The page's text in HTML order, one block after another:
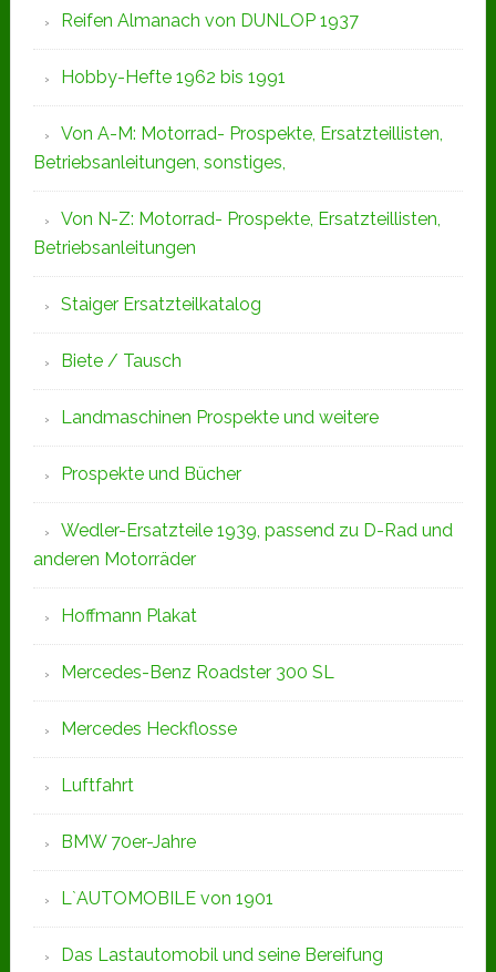
Reifen Almanach von DUNLOP 1937
Hobby-Hefte 1962 bis 1991
Von A-M: Motorrad- Prospekte, Ersatzteillisten,
Betriebsanleitungen, sonstiges,
Von N-Z: Motorrad- Prospekte, Ersatzteillisten,
Betriebsanleitungen
Staiger Ersatzteilkatalog
Biete / Tausch
Landmaschinen Prospekte und weitere
Prospekte und Bücher
Wedler-Ersatzteile 1939, passend zu D-Rad und
anderen Motorräder
Hoffmann Plakat
Mercedes-Benz Roadster 300 SL
Mercedes Heckflosse
Luftfahrt
BMW 70er-Jahre
L`AUTOMOBILE von 1901
Das Lastautomobil und seine Bereifung